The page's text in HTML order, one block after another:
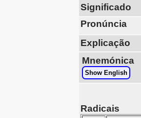
Significado
Pronúncia
Explicação
Mnemónica
Show English
Radicais